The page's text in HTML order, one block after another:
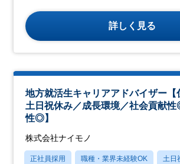
詳しく見る
地方就活生キャリアアドバイザー【
土日祝休み／成長環境／社会貢献
性◎】
株式会社ナイモノ
正社員採用 職種・業界未経験OK 土日